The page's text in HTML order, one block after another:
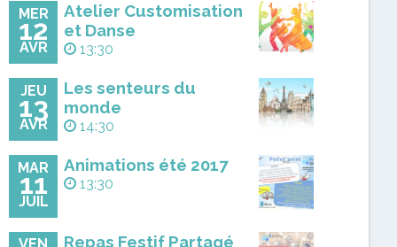
MER
12
AVR
Atelier Customisation
et Danse
13:30
JEU
13
AVR
Les senteurs du
monde
14:30
MAR
11
JUIL
Animations été 2017
13:30
Repas Festif Partagé